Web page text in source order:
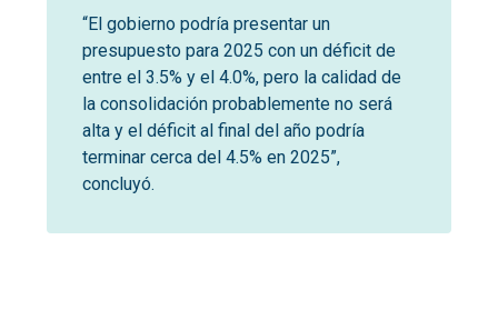
“El gobierno podría presentar un
presupuesto para 2025 con un déficit de
entre el 3.5% y el 4.0%, pero la calidad de
la consolidación probablemente no será
alta y el déficit al final del año podría
terminar cerca del 4.5% en 2025”,
concluyó.